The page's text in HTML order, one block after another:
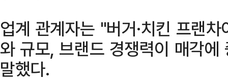
업계 관계자는 "버거·치킨 프랜
와 규모, 브랜드 경쟁력이 매각
말했다.